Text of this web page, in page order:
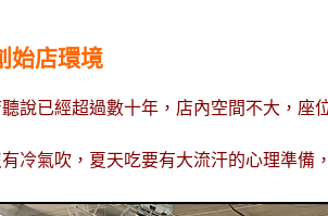
始店環境
說已經超過數十年，店內空間不大，座
冷氣吹，夏天吃要有大流汗的心理準備